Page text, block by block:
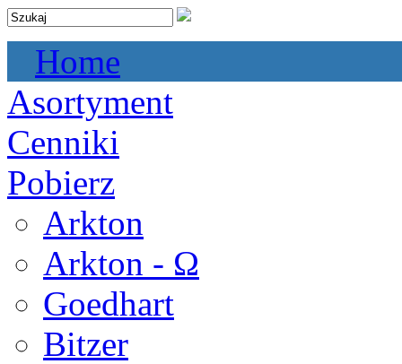
Home
Asortyment
Cenniki
Pobierz
Arkton
Arkton - Ω
Goedhart
Bitzer